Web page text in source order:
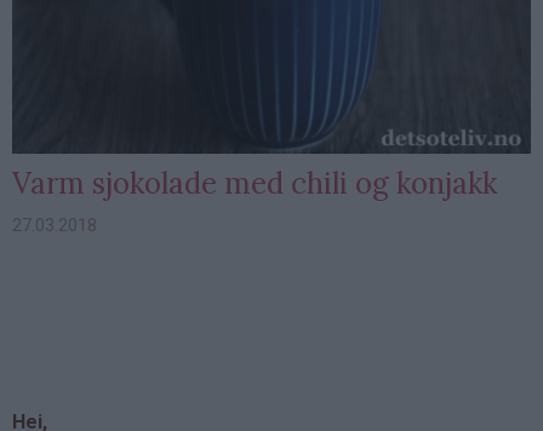
Varm sjokolade med chili og konjakk
27.03.2018
Hei,